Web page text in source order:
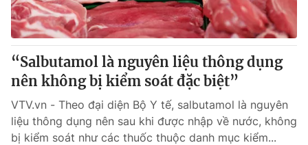
“Salbutamol là nguyên liệu thông dụng
nên không bị kiểm soát đặc biệt”
VTV.vn - Theo đại diện Bộ Y tế, salbutamol là nguyên
liệu thông dụng nên sau khi được nhập về nước, không
bị kiểm soát như các thuốc thuộc danh mục kiểm...